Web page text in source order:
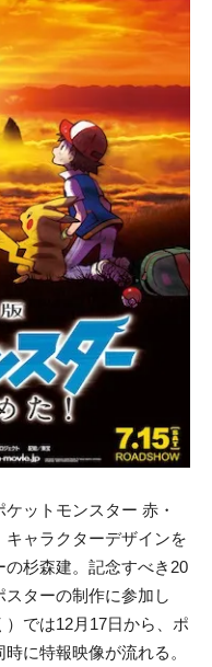
ットモンスター 赤・
ャラクターデザインを
杉森建。記念すべき20
ターの制作に参加し
では12月17日から、ポ
に特報映像が流れる。